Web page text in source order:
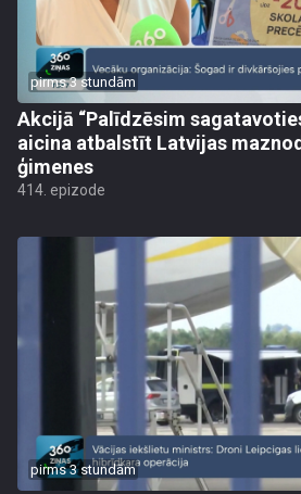
pirms 3 stundām
Akcijā “Palīdzēsim
aicina atbalstīt Latvijas
ģimenes
414. epizode
pirms 3 stundām